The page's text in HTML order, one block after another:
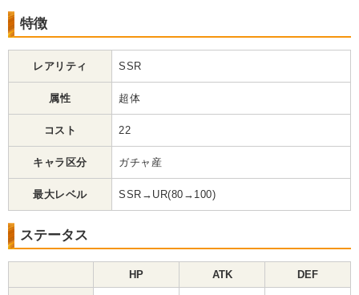
特徴
レアリティ SSR
属性 超体
コスト 22
キャラ区分 ガチャ産
最大レベル SSR→UR(80→100)
ステータス
HP ATK DEF